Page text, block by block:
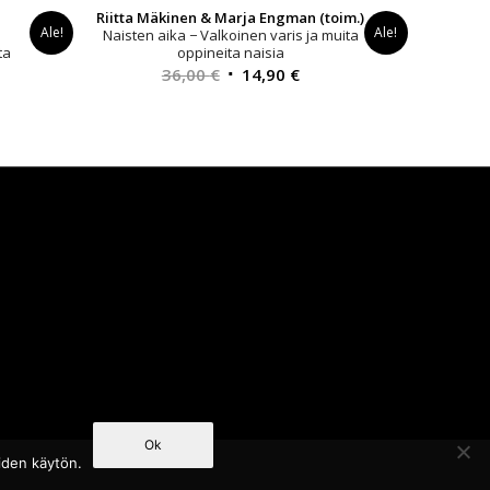
Ale!
Riitta Mäkinen & Marja Engman (toim.)
Naisten aika − Valkoinen varis ja muita
oppineita naisia
36,00€ Alkuperäinen
14,90 €Nykyinen
Ale!
käytön.
Ok